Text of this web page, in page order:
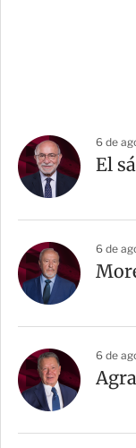
6 de
El
6 de
6 de